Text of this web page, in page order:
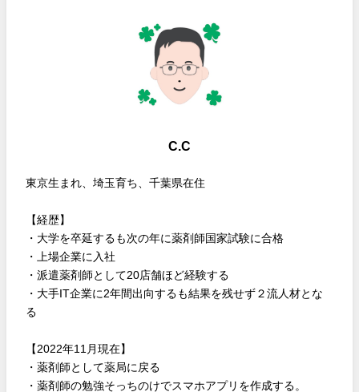
C.C
東京生まれ、埼玉育ち、千葉県在住
【経歴】
・大学を卒延するも次の年に薬剤師国家試験に合格
・上場企業に入社
・派遣薬剤師として20店舗ほど経験する
・大手IT企業に2年間出向するも結果を残せず２流人材とな
る
【2022年11月現在】
・薬剤師として薬局に戻る
・薬剤師の勉強そっちのけでスマホアプリを作成する。